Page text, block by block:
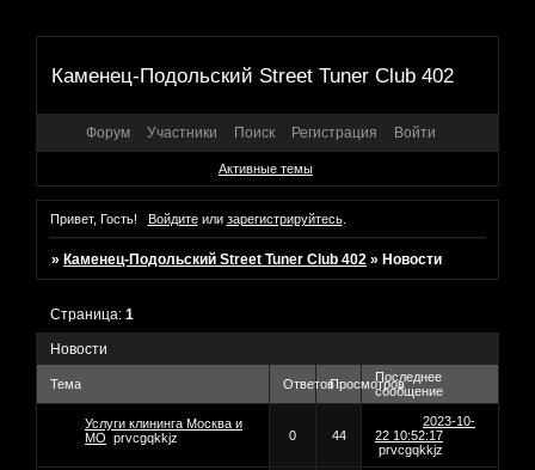
Каменец-Подольский Street Tuner Club 402
Форум Участники Поиск Регистрация Войти
Активные темы
Привет, Гость! Войдитеили зарегистрируйтесь.
»Каменец-Подольский Street Tuner Club 402 »Новости
Новости
Страница:1
Тема ОтветовПросмотровПоследнее
сообщение
Услуги клининга Москва и
МО prvcgqkkjz 0 44
2023-10-
22 10:52:17
prvcgqkkjz